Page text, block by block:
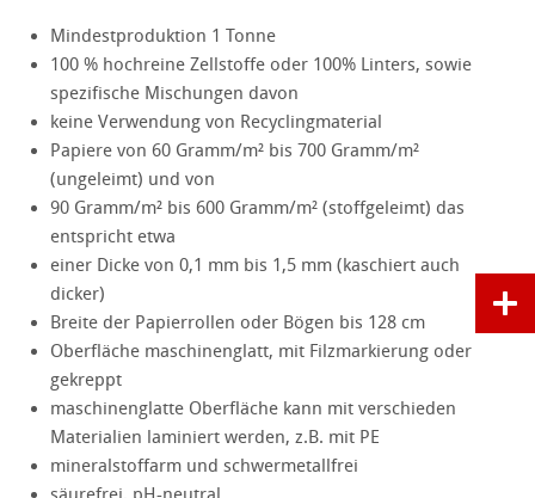
Mindestproduktion 1 Tonne
100 % hochreine Zellstoffe oder 100% Linters, sowie
spezifische Mischungen davon
keine Verwendung von Recyclingmaterial
Papiere von 60 Gramm/m² bis 700 Gramm/m²
(ungeleimt) und von
90 Gramm/m² bis 600 Gramm/m² (stoffgeleimt) das
entspricht etwa
einer Dicke von 0,1 mm bis 1,5 mm (kaschiert auch
dicker)
Breite der Papierrollen oder Bögen bis 128 cm
Oberfläche maschinenglatt, mit Filzmarkierung oder
gekreppt
maschinenglatte Oberfläche kann mit verschieden
Materialien laminiert werden, z.B. mit PE
mineralstoffarm und schwermetallfrei